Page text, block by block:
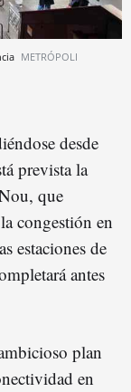
METRÓPOLI
desde
prevista la
que
congestión en
estaciones de
antes
plan
en